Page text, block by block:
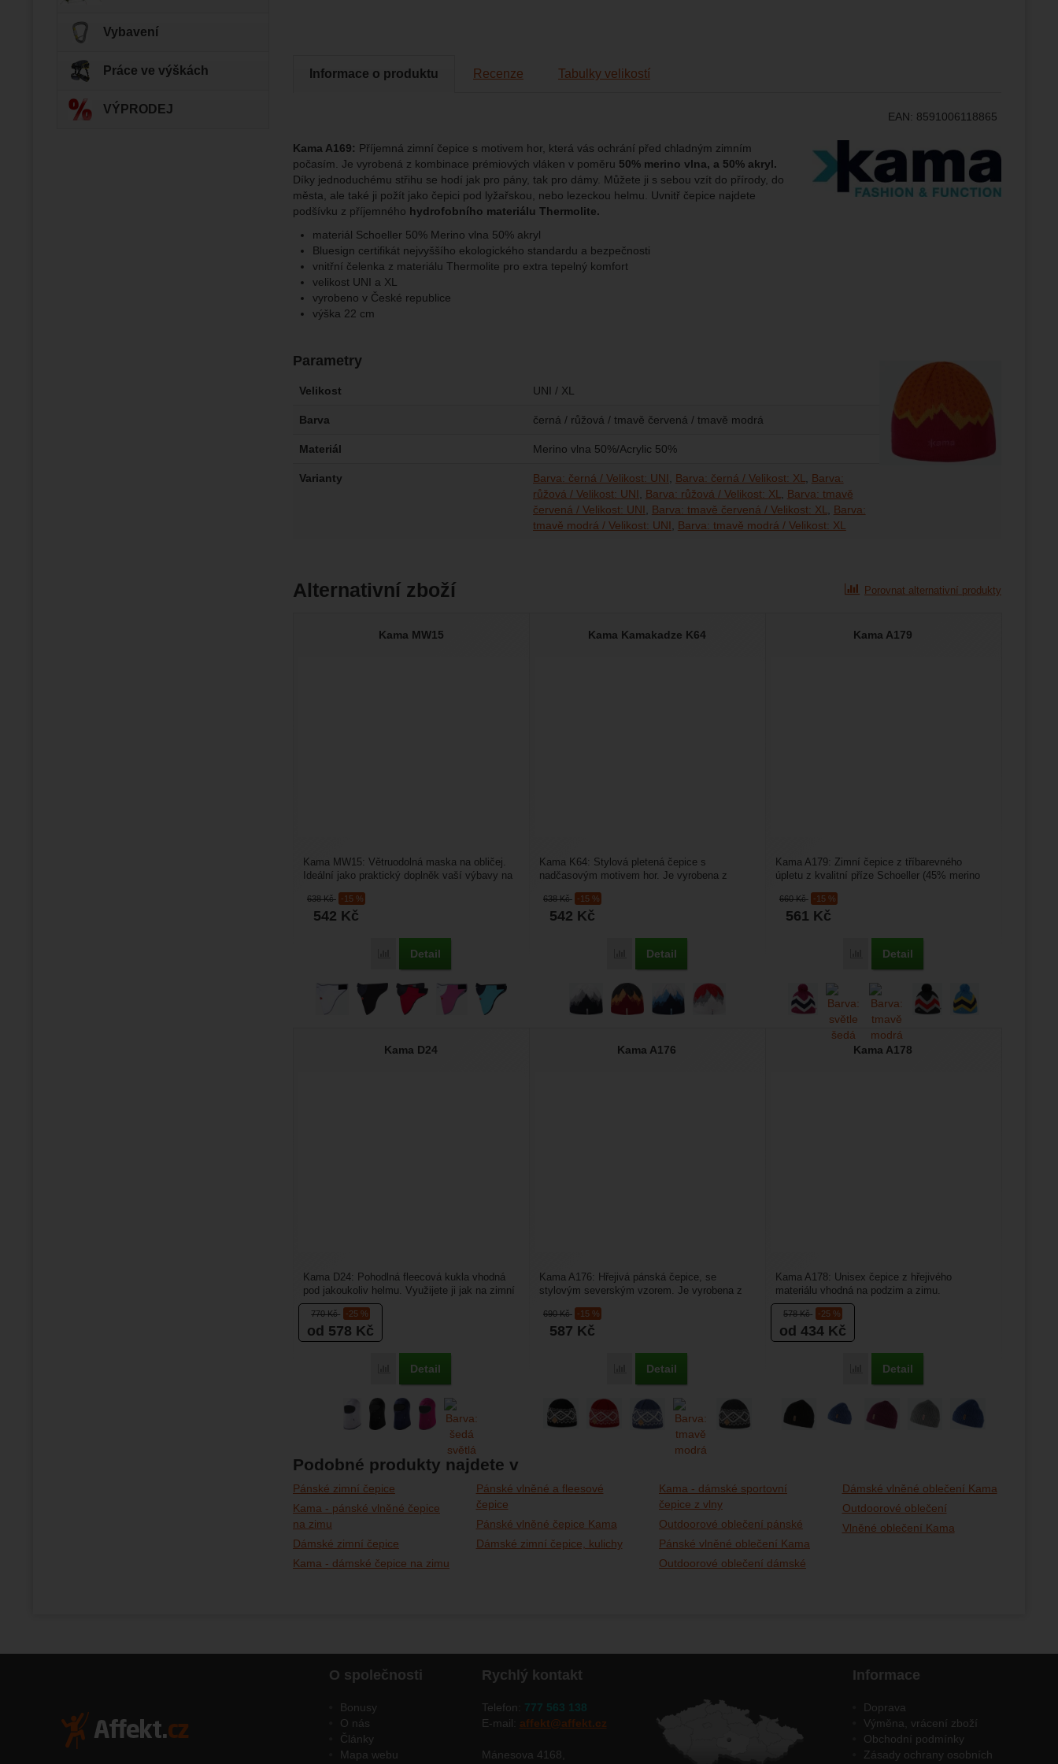
Data získaná pomocí těchto cookies zpracováváme souhrnně a anonymně, takže
Marketingové
Povoleno
vhodné obsahy nebo reklamy jak na našich stránkách, tak na stránkách třetích stran.
Informace o produktu Recenze Tabulky velikostí
EAN: 8591006118865
Kama A169: Příjemná zimní čepice s motivem hor, která vás ochrání před chladným zimním
počasím. Je vyrobená z kombinace prémiových vláken v poměru 50% merino vlna, a 50% akryl.
Díky jednoduchému střihu se hodí jak pro pány, tak pro dámy. Můžete ji s sebou vzít do přírody, do
města, ale také ji požít jako čepici pod lyžařskou, nebo lezeckou helmu. Uvnitř čepice najdete
podšívku z příjemného hydrofobního materiálu Thermolite.
materiál Schoeller 50% Merino vlna 50% akryl
Bluesign certifikát nejvyššího ekologického standardu a bezpečnosti
vnitřní čelenka z materiálu Thermolite pro extra tepelný komfort
velikost UNI a XL
vyrobeno v České republice
výška 22 cm
Parametry
Velikost UNI / XL
Barva černá / růžová / tmavě červená / tmavě modrá
Materiál Merino vlna 50%/Acrylic 50%
Varianty Barva: černá / Velikost: UNI Barva: černá / Velikost: XL
Barva:
růžová / Velikost: UNI
Barva: růžová / Velikost: XL
Barva: tmavě
červená / Velikost: UNI
Barva: tmavě červená / Velikost: XL
Barva:
tmavě modrá / Velikost: UNI
Barva: tmavě modrá / Velikost: XL
Alternativní zboží Porovnat alternativní produkty
Kama MW15
638Kč -15 %
542 Kč
Porovnat
Detail
Kama MW15: Větruodolná maska na obličej.
Ideální jako praktický doplněk vaší výbavy na
Kama Kamakadze K64
638Kč -15 %
542 Kč
Porovnat
Detail
Kama K64: Stylová pletená čepice s
nadčasovým motivem hor. Je vyrobena z
Kama A179
660Kč -15 %
561 Kč
Porovnat
Detail
Kama A179: Zimní čepice z tříbarevného
úpletu z kvalitní příze Schoeller (45% merino
Kama D24
770Kč -25 %
od 578 Kč
Porovnat
Detail
Kama D24: Pohodlná fleecová kukla vhodná
pod jakoukoliv helmu. Využijete ji jak na zimní
sporty (lyžování,...
Kama A176
690Kč -15 %
587 Kč
Porovnat
Detail
Kama A176: Hřejivá pánská čepice, se
stylovým severským vzorem. Je vyrobena z
Kama A178
578Kč -25 %
od 434 Kč
Porovnat
Detail
Kama A178: Unisex čepice z hřejivého
materiálu vhodná na podzim a zimu.
Univerzální velikost, pohodlný...
Podobné produkty najdete v
Pánské zimní čepice
Kama - pánské vlněné čepice
na zimu
Dámské zimní čepice
Kama - dámské čepice na zimu
Pánské vlněné a fleesové
čepice
Pánské vlněné čepice Kama
Dámské zimní čepice, kulichy
Kama - dámské sportovní
čepice z vlny
Outdoorové oblečení pánské
Pánské vlněné oblečení Kama
Outdoorové oblečení dámské
Dámské vlněné oblečení Kama
Outdoorové oblečení
Vlněné oblečení Kama
Vybavení
Práce ve výškách
VÝPRODEJ
O společnosti
Bonusy
O nás
Články
Mapa webu
Rychlý kontakt
Telefon: 777 563 138
E-mail: affekt@affekt.cz
Mánesova 4168,
Informace
Doprava
Výměna, vrácení zboží
Obchodní podmínky
Zásady ochrany osobních